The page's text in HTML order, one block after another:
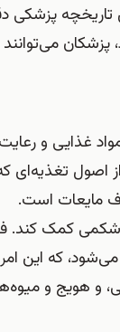
پزشکی
پزشکان
غذایی و
تغذیه‌ای
مایعات است.
کمک کند.
که این
و هویج و